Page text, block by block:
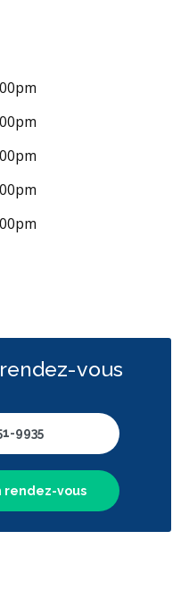
vous
9935
rendez-vous